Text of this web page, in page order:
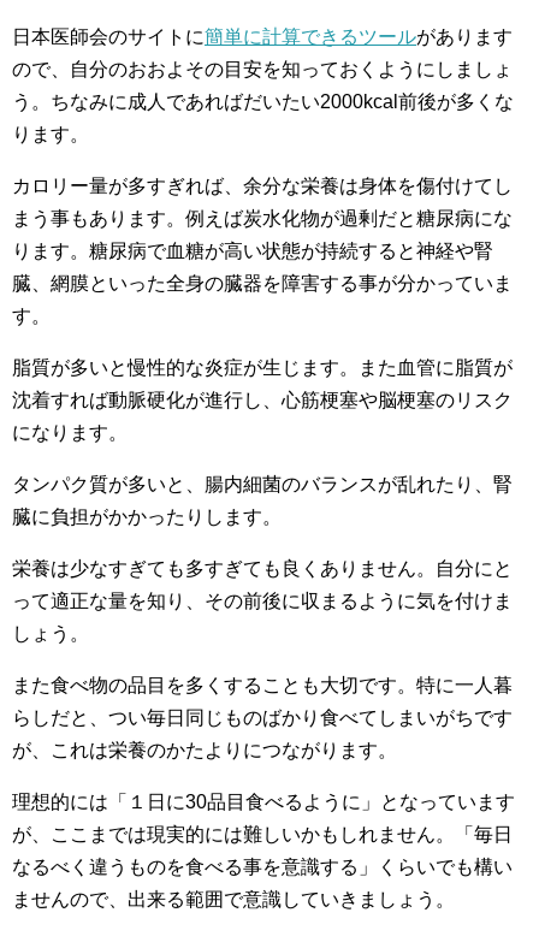
日本医師会のサイトに簡単に計算できるツールがあります
ので、自分のおおよその目安を知っておくようにしましょ
う。ちなみに成人であればだいたい2000kcal前後が多くな
ります。
カロリー量が多すぎれば、余分な栄養は身体を傷付けてし
まう事もあります。例えば炭水化物が過剰だと糖尿病にな
ります。糖尿病で血糖が高い状態が持続すると神経や腎
臓、網膜といった全身の臓器を障害する事が分かっていま
す。
脂質が多いと慢性的な炎症が生じます。また血管に脂質が
沈着すれば動脈硬化が進行し、心筋梗塞や脳梗塞のリスク
になります。
タンパク質が多いと、腸内細菌のバランスが乱れたり、腎
臓に負担がかかったりします。
栄養は少なすぎても多すぎても良くありません。自分にと
って適正な量を知り、その前後に収まるように気を付けま
しょう。
また食べ物の品目を多くすることも大切です。特に一人暮
らしだと、つい毎日同じものばかり食べてしまいがちです
が、これは栄養のかたよりにつながります。
理想的には「１日に30品目食べるように」となっています
が、ここまでは現実的には難しいかもしれません。「毎日
なるべく違うものを食べる事を意識する」くらいでも構い
ませんので、出来る範囲で意識していきましょう。